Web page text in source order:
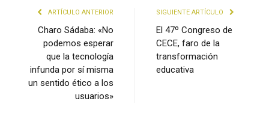
ARTÍCULO ANTERIOR
Charo Sádaba: «No
podemos esperar
que la tecnología
infunda por sí misma
un sentido ético a los
usuarios»
SIGUIENTE ARTÍCULO
El 47º Congreso de
CECE, faro de la
transformación
educativa